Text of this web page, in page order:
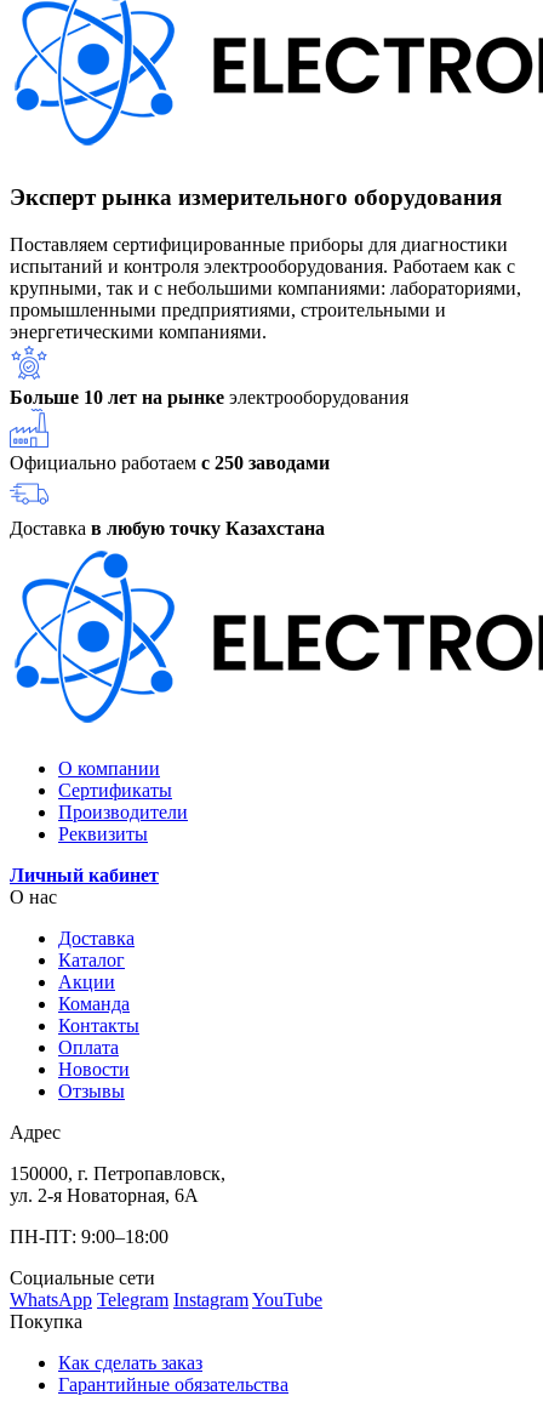
Эксперт рынка измерительного оборудования
Поставляем сертифицированные приборы для диагностики
испытаний и контроля электрооборудования. Работаем как с
крупными, так и с небольшими компаниями: лабораториями,
промышленными предприятиями, строительными и
энергетическими компаниями.
Больше 10 лет на рынке электрооборудования
Официально работаем с 250 заводами
Доставка в любую точку Казахстана
О компании
Сертификаты
Производители
Реквизиты
Личный кабинет
О нас
Доставка
Каталог
Акции
Команда
Контакты
Оплата
Новости
Отзывы
Адрес
150000, г. Петропавловск,
ул. 2-я Новаторная, 6А
ПН-ПТ: 9:00–18:00
Социальные сети
WhatsApp Telegram InstagramYouTube
Покупка
Как сделать заказ
Гарантийные обязательства